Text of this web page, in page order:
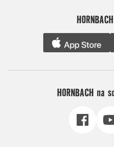
HORNBACH na